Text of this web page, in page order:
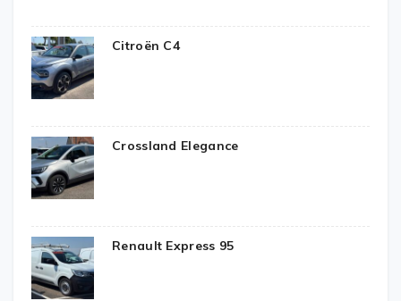
Citroën C4
Crossland Elegance
Renault Express 95